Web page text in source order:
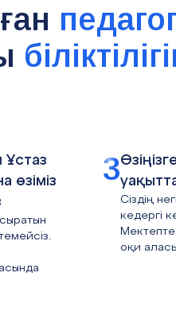
өзіміз
3
Сіздің
кедергі
Мектепте
оқи